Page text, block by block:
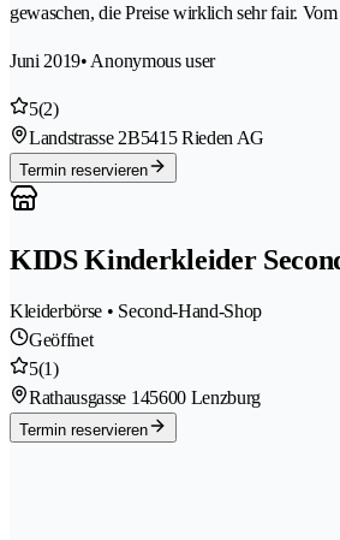
gewaschen, die Preise wirklich sehr fair.
Juni 2019• Anonymous user
5(2)
Landstrasse 2B5415 Rieden AG
Termin reservieren
KIDS Kinderkleider
Kleiderbörse • Second-Hand-Shop
Geöffnet
5(1)
Rathausgasse 145600 Lenzburg
Termin reservieren